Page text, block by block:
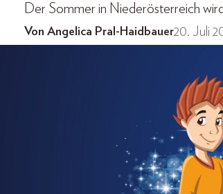
Der Sommer in Niederösterreich
Von Angelica Pral-Haidbauer20. Juli